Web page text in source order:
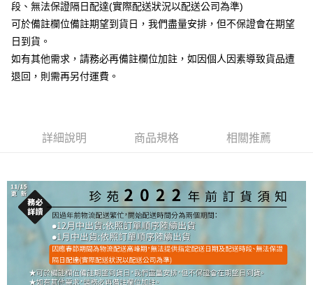
段、無法保證隔日配達(實際配送狀況以配送公司為準)
可於備註欄位備註期望到貨日，我們盡量安排，但不保證會在期望
日到貨。
如有其他需求，請務必再備註欄位加註，如因個人因素導致貨品遭
退回，則需再另付運費。
詳細說明 商品規格 相關推薦